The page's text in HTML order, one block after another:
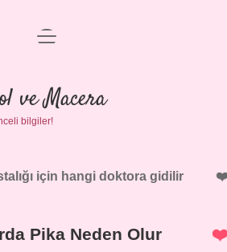
Anasayfa
Politikası
Yasal Uyarı
menüyü
ve Macera
bilgiler!
için hangi doktora gidilir
Pika Neden Olur